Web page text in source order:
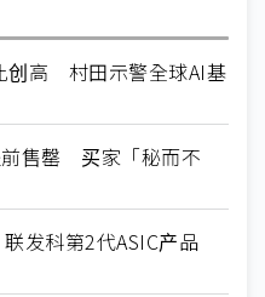
创高 村田示警全球AI基
售罄 买家「秘而不
发科第2代ASIC产品